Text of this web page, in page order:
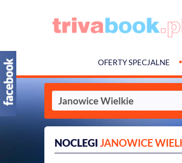
OFERTY SPECJALNE
NOCLEGI JANOWICE